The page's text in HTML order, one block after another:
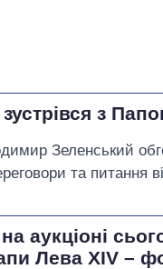
з
Зеленський
та питання
аукціоні
Лева XIV –